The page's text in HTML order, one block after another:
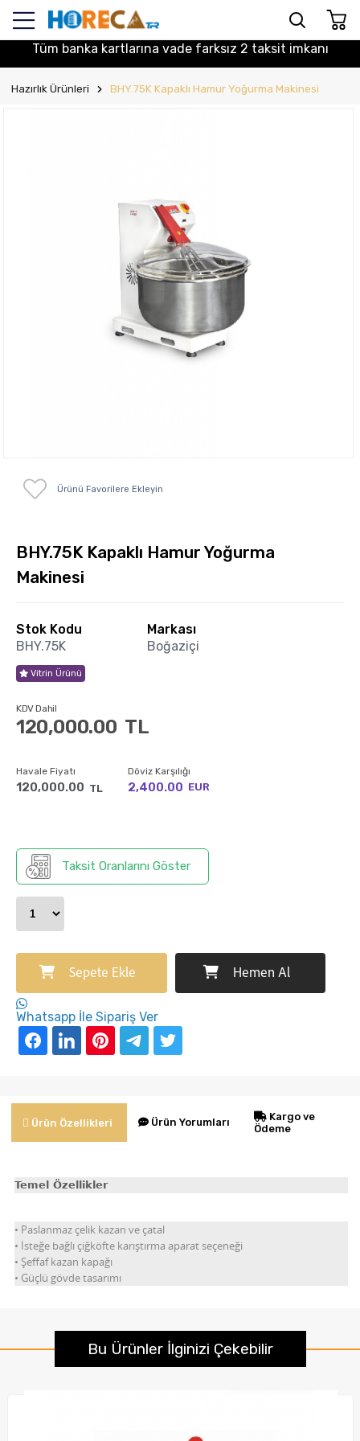
Tüm banka kartlarına vade farksız 2 taksit imkanı
Hazırlık Ürünleri BHY.75K Kapaklı Hamur Yoğurma Makinesi
Ürünü Favorilere Ekleyin
BHY.75K Kapaklı Hamur Yoğurma
Makinesi
Stok Kodu
BHY.75K
Markası
Boğaziçi
Vitrin Ürünü
120,000.00 TL
KDV Dahil
Havale Fiyatı
120,000.00 TL
Döviz Karşılığı
2,400.00 EUR
Taksit Oranlarını Göster
Sepete Ekle Hemen Al
Whatsapp İle Sipariş Ver
Ürün Özellikleri Ürün Yorumları
Kargo ve
Ödeme
Temel Özellikler
• Paslanmaz çelik kazan ve çatal
• İsteğe bağlı çiğköfte karıştırma aparat seçeneği
• Şeffaf kazan kapağı
• Güçlü gövde tasarımı
Bu Ürünler İlginizi Çekebilir